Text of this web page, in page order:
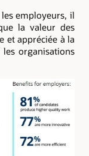
employeurs, il
la valeur des
et appréciée à la
organisations